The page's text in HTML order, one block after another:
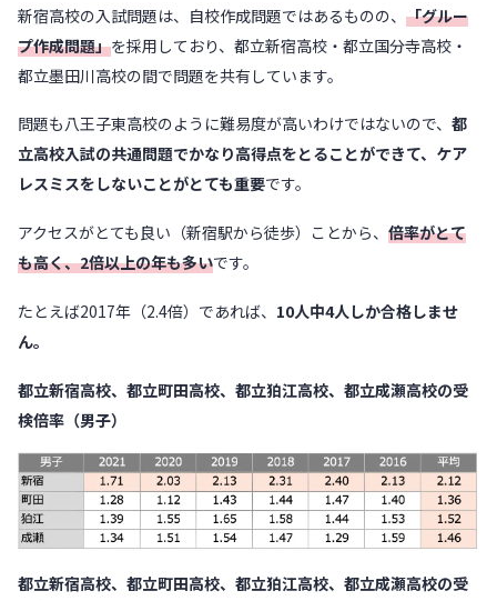
新宿高校の入試問題は、自校作成問題ではあるものの、 「グルー
プ作成問題」を採用しており、都立新宿高校・都立国分寺高校・
都立墨田川高校の間で問題を共有しています。
問題も八王子東高校のように難易度が高いわけではないので、 都
立高校入試の共通問題でかなり高得点をとることができて、ケア
レスミスをしないことがとても重要です。
アクセスがとても良い（新宿駅から徒歩）ことから、 倍率がとて
も高く、2倍以上の年も多いです。
たとえば2017年（2.4倍）であれば、 10人中4人しか合格しませ
ん。
都立新宿高校、都立町田高校、都立狛江高校、都立成瀬高校の受
検倍率（男子）
都立新宿高校、都立町田高校、都立狛江高校、都立成瀬高校の受